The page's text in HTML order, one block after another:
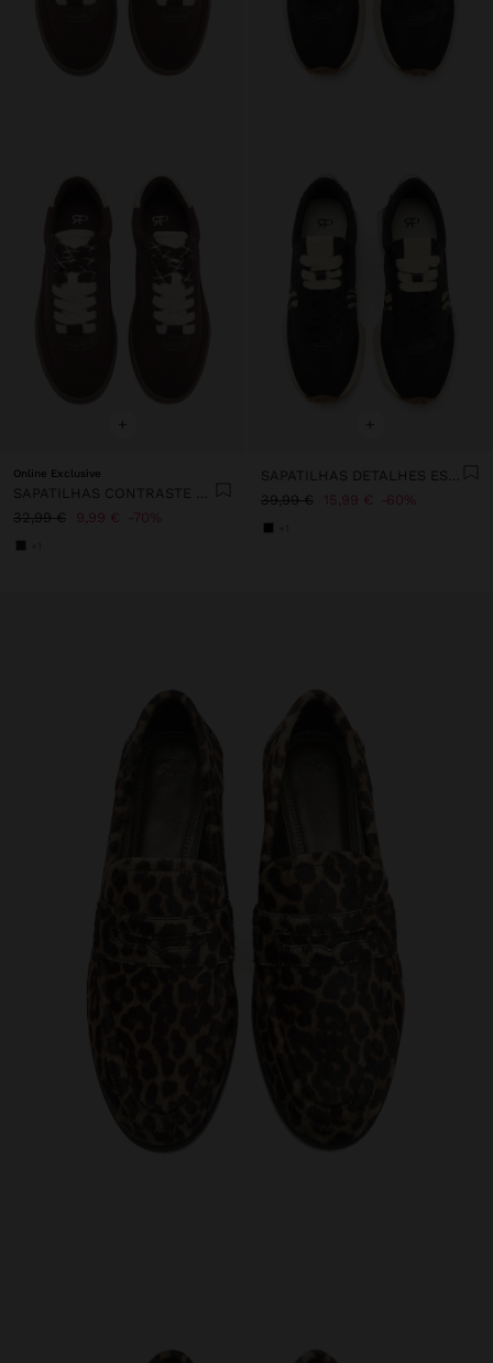
+
Online Exclusive
SAPATILHAS CONTRASTE CORDÕES DUPLOS
32,99 €
9,99 € 70%
+
SAPATILHAS DETALHES ESTAMPADO ANIMAL
39,99 €
15,99 € 60%